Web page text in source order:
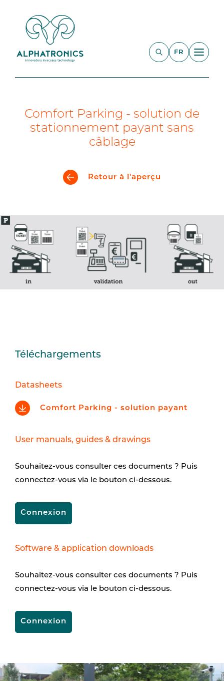
FR
Comfort Parking - solution de
stationnement payant sans
câblage
Retour à l'aperçu
Téléchargements
Datasheets
Comfort Parking - solution payant
User manuals, guides & drawings
Souhaitez-vous consulter ces documents ? Puis
connectez-vous via le bouton ci-dessous.
Connexion
Software & application downloads
Souhaitez-vous consulter ces documents ? Puis
connectez-vous via le bouton ci-dessous.
Connexion